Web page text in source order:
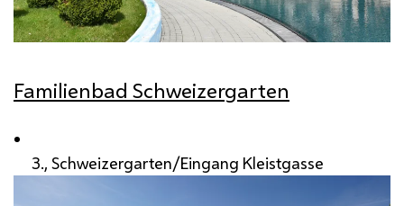
Familienbad Schweizergarten
3., Schweizergarten/Eingang Kleistgasse